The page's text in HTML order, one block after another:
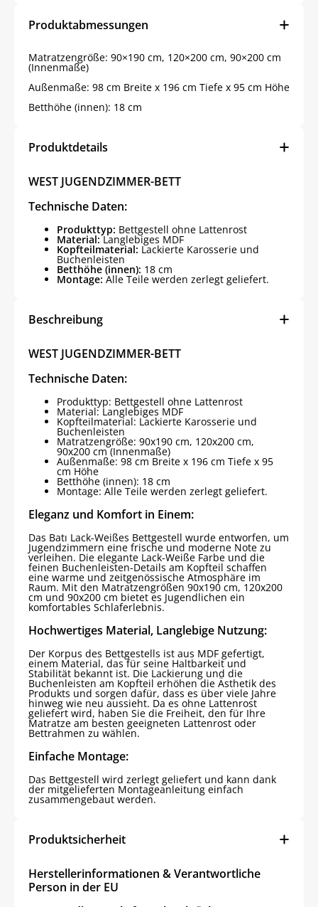
Produktabmessungen
Matratzengröße: 90×190 cm, 120×200 cm, 90×200 cm
(Innenmaße)
Außenmaße: 98 cm Breite x 196 cm Tiefe x 95 cm Höhe
Betthöhe (innen): 18 cm
Produktdetails
WEST JUGENDZIMMER-BETT
Technische Daten:
Produkttyp: Bettgestell ohne Lattenrost
Material:Langlebiges MDF
Kopfteilmaterial: Lackierte Karosserie und
Buchenleisten
Betthöhe (innen): 18 cm
Montage: Alle Teile werden zerlegt geliefert.
Beschreibung
WEST JUGENDZIMMER-BETT
Technische Daten:
Produkttyp: Bettgestell ohne Lattenrost
Material: Langlebiges MDF
Kopfteilmaterial: Lackierte Karosserie und
Buchenleisten
Matratzengröße: 90x190 cm, 120x200 cm,
90x200 cm (Innenmaße)
Außenmaße: 98 cm Breite x 196 cm Tiefe x 95
cm Höhe
Betthöhe (innen): 18 cm
Montage: Alle Teile werden zerlegt geliefert.
Eleganz und Komfort in Einem:
Das Batı Lack-Weißes Bettgestell wurde entworfen, um
Jugendzimmern eine frische und moderne Note zu
verleihen. Die elegante Lack-Weiße Farbe und die
feinen Buchenleisten-Details am Kopfteil schaffen
eine warme und zeitgenössische Atmosphäre im
Raum. Mit den Matratzengrößen 90x190 cm, 120x200
cm und 90x200 cm bietet es Jugendlichen ein
komfortables Schlaferlebnis.
Hochwertiges Material, Langlebige Nutzung:
Der Korpus des Bettgestells ist aus MDF gefertigt,
einem Material, das für seine Haltbarkeit und
Stabilität bekannt ist. Die Lackierung und die
Buchenleisten am Kopfteil erhöhen die Ästhetik des
Produkts und sorgen dafür, dass es über viele Jahre
hinweg wie neu aussieht. Da es ohne Lattenrost
geliefert wird, haben Sie die Freiheit, den für Ihre
Matratze am besten geeigneten Lattenrost oder
Bettrahmen zu wählen.
Einfache Montage:
Das Bettgestell wird zerlegt geliefert und kann dank
der mitgelieferten Montageanleitung einfach
zusammengebaut werden.
Produktsicherheit
Herstellerinformationen & Verantwortliche
Person in der EU